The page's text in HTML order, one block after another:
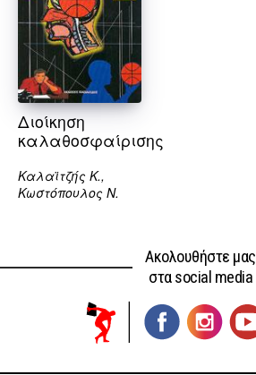
Διοίκηση
καλαθοσφαίρισης
Καλαϊτζής Κ.,
Κωστόπουλος Ν.
Ακολουθήστε μας
στα social media